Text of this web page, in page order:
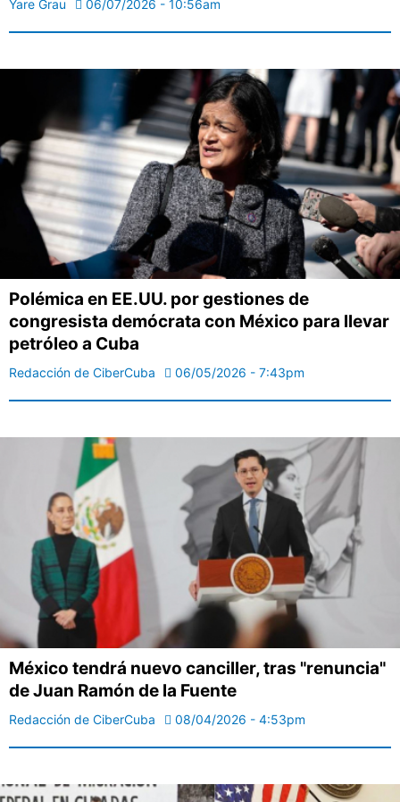
Yare Grau 06/07/2026 - 10:56am
Polémica en EE.UU. por gestiones de
congresista demócrata con México para llevar
petróleo a Cuba
Redacción de CiberCuba 06/05/2026 - 7:43pm
México tendrá nuevo canciller, tras "renuncia"
de Juan Ramón de la Fuente
Redacción de CiberCuba 08/04/2026 - 4:53pm